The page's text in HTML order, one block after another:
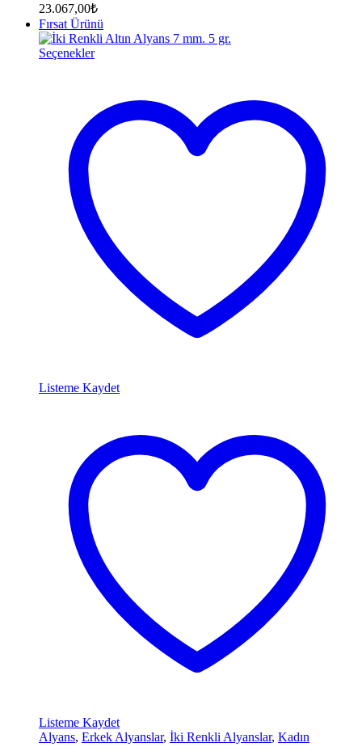
23.067,00₺
Fırsat Ürünü
Seçenekler
Listeme Kaydet
Listeme Kaydet
Alyans, Erkek Alyanslar, İki Renkli Alyanslar, Kadın